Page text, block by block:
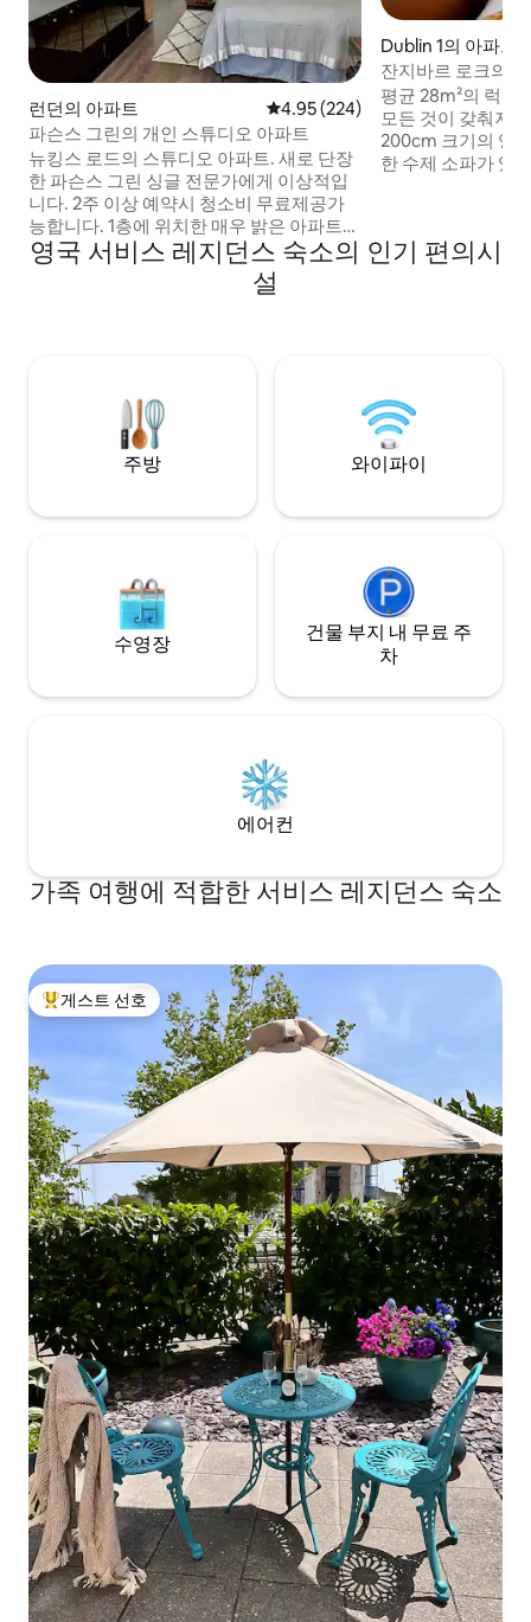
런던의 아파트 평점 4.95점(5점 만점), 후기 224
4.95 (224)
파슨스 그린의 개인 스튜디오 아파트
뉴킹스 로드의 스튜디오 아파트. 새로 단장
한 파슨스 그린 싱글 전문가에게 이상적입
니다. 2주 이상 예약시 청소비 무료제공가
능합니다. 1층에 위치한 매우 밝은 아파트입
니다. 중성적인 색상, 나무 바닥, 인덕션 호
브가 있는 현대적인 주방 공간, 텔레스코픽
후드, 그릴이 있는 오븐, 전자레인지, 건조
Dublin 1의 아파트
잔지바르 로크의
평균 28m²의 럭셔
모든 것이 갖춰져 있습니
200cm 크기의 영
한 수제 소파가 있
에어컨, 킨지 아포
영국 서비스 레지던스 숙소의 인기 편의시
설
주방 와이파이
수영장
건물 부지 내 무료 주
차
에어컨
가족 여행에 적합한 서비스 레지던스 숙소
상위 게스트 선호
게스트 선호